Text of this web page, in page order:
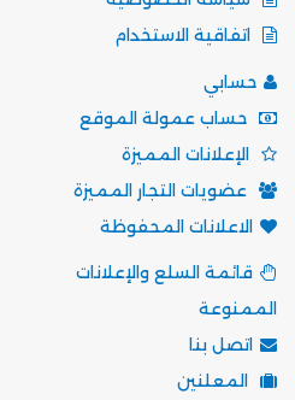
اتفاقية الاستخدام
حسابي
حساب عمولة الموقع
الإعلانات المميزة
عضويات التجار المميزة
الاعلانات المحفوظة
قائمة السلع والإعلانات
الممنوعة
اتصل بنا
المعلنين